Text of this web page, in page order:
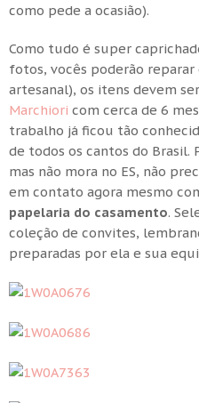
como pede a ocasião).
Como tudo é super
fotos, vocês poderão
artesanal), os itens devem
Marchiori com cerca de 6
trabalho já ficou tão
de todos os cantos do Brasil.
mas não mora no ES, não
em contato agora mesmo
papelaria do casamento.
coleção de convites,
preparadas por ela e sua